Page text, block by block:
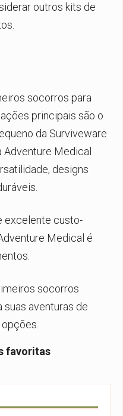
outros kits de
socorros para
principais são o
da Surviveware
Adventure Medical
designs
excelente custo-
Medical é
socorros
aventuras de
favoritas